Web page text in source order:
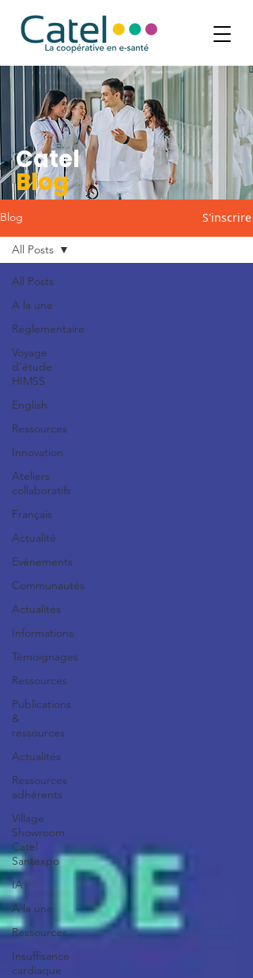
Blog S'inscrire
All Posts
A la une
Réglementaire
Voyage
d'étude
HIMSS
English
Ressources
Innovation
Ateliers
collaboratifs
Français
Actualité
Evénements
Communautés
Actualités
Informations
Témoignages
Ressources
Publications
&
ressources
Actualités
Ressources
adhérents
Village
Showroom
Catel
Santexpo
IA
A la une
Ressources
Insuffisance
cardiaque
All Posts
Catel
Blog